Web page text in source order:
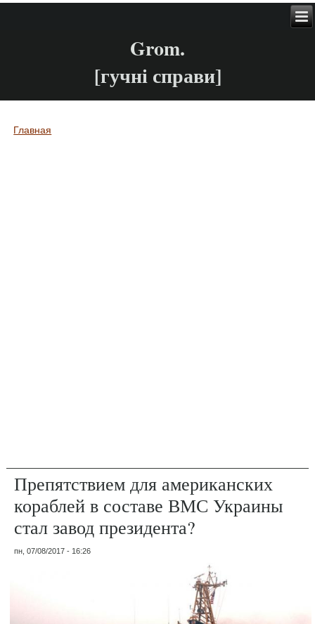
Grom.
[гучні справи]
Вы здесь
Главная
Препятствием для американских
кораблей в составе ВМС Украины
стал завод президента?
пн, 07/08/2017 - 16:26